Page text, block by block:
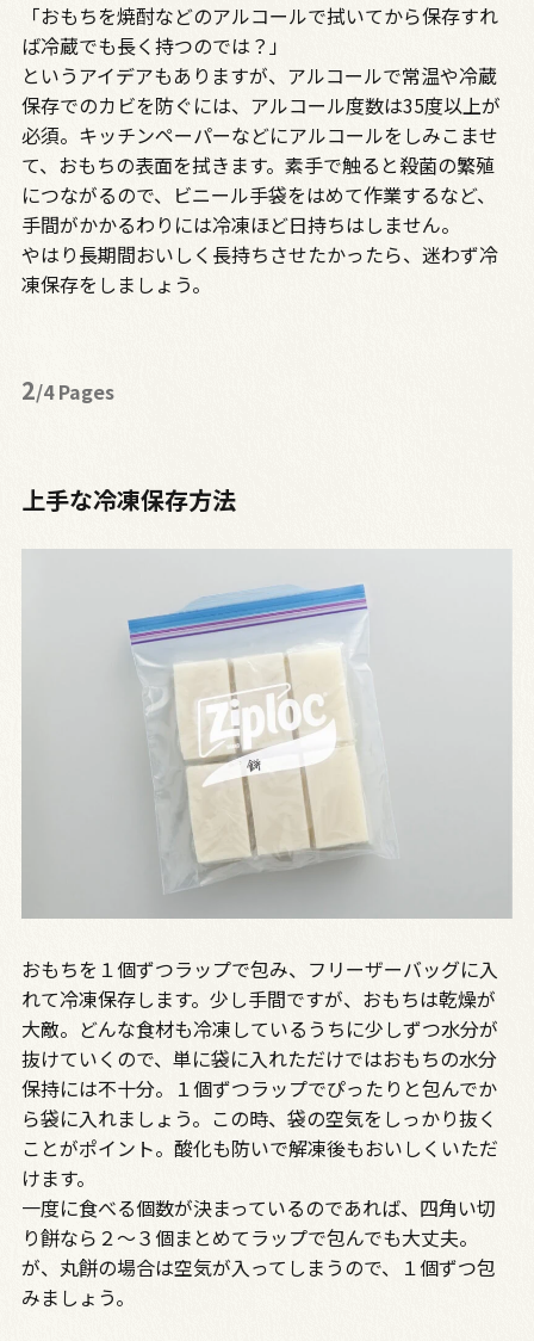
「おもちを焼酎などのアルコールで拭いてから保存すれ
ば冷蔵でも長く持つのでは？」
というアイデアもありますが、アルコールで常温や冷蔵
保存でのカビを防ぐには、アルコール度数は35度以上が
必須。キッチンペーパーなどにアルコールをしみこませ
て、おもちの表面を拭きます。素手で触ると殺菌の繁殖
につながるので、ビニール手袋をはめて作業するなど、
手間がかかるわりには冷凍ほど日持ちはしません。
やはり長期間おいしく長持ちさせたかったら、迷わず冷
凍保存をしましょう。
2/4 Pages
上手な冷凍保存方法
おもちを１個ずつラップで包み、フリーザーバッグに入
れて冷凍保存します。少し手間ですが、おもちは乾燥が
大敵。どんな食材も冷凍しているうちに少しずつ水分が
抜けていくので、単に袋に入れただけではおもちの水分
保持には不十分。１個ずつラップでぴったりと包んでか
ら袋に入れましょう。この時、袋の空気をしっかり抜く
ことがポイント。酸化も防いで解凍後もおいしくいただ
けます。
一度に食べる個数が決まっているのであれば、四角い切
り餅なら２～３個まとめてラップで包んでも大丈夫。
が、丸餅の場合は空気が入ってしまうので、１個ずつ包
みましょう。